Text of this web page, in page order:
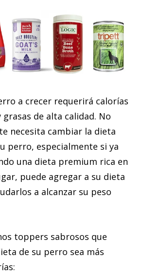
a crecer requerirá calorías
de alta calidad. No
necesita cambiar la dieta
perro, especialmente si ya
una dieta premium rica en
puede agregar a su dieta
a alcanzar su peso
toppers sabrosos que
de su perro sea más